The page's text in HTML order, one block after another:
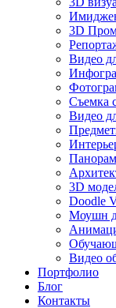
3D
Видео
Съемка
Видео
3D
Doodle
Моушн
Видео
Портфолио
Блог
Контакты